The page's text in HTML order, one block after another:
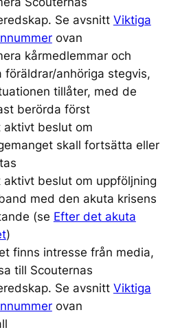
Se avsnitt Viktiga
ovan
kårmedlemmar och
föräldrar/anhöriga stegvis,
tillåter, med de
berörda först
aktivt beslut om
skall fortsätta eller
aktivt beslut om uppföljning
med den akuta krisens
(se Efter det akuta
)
finns intresse från media,
till Scouternas
Se avsnitt Viktiga
ovan